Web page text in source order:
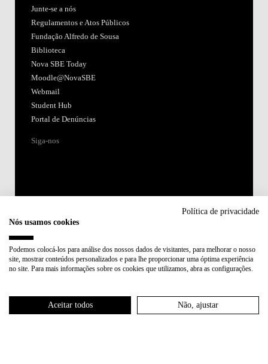
Junte-se a nós
Regulamentos e Atos Públicos
Fundação Alfredo de Sousa
Biblioteca
Nova SBE Today
Moodle@NovaSBE
Webmail
Student Hub
Portal de Denúncias
Siga-nos
Membro de:
Política de privacidade
Nós usamos cookies
Podemos colocá-los para análise dos nossos dados de visitantes, para melhorar o nosso
site, mostrar conteúdos personalizados e para lhe proporcionar uma óptima experiência
no site. Para mais informações sobre os cookies que utilizamos, abra as configurações.
Aceitar todos Não, ajustar